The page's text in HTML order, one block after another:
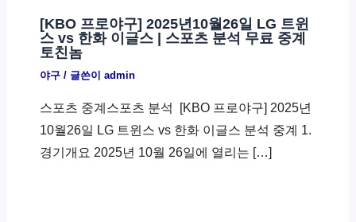
[KBO 프로야구] 2025년10월26일 LG 트윈
스 vs 한화 이글스 | 스포츠 분석 무료 중계
토친놈
야구/ 글쓴이 admin
스포츠 중계스포츠 분석 ​ [KBO 프로야구] 2025년
10월26일 LG 트윈스 vs 한화 이글스 분석 중계 1.
경기개요 2025년 10월 26일에 열리는 […]